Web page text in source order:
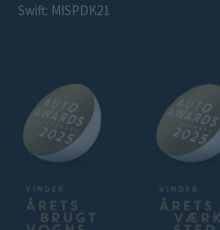
Swift: MISPDK21